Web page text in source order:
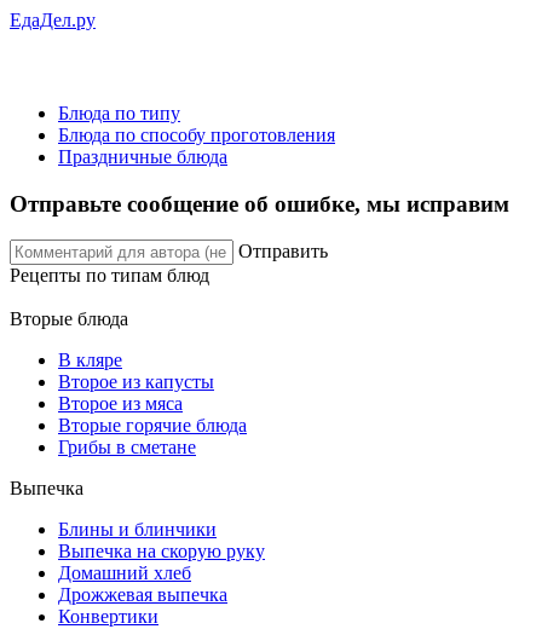
ЕдаДел.ру
Блюда по типу
Блюда по способу проготовления
Праздничные блюда
Отправьте сообщение об ошибке, мы исправим
Отправить
Рецепты по типам блюд
Вторые блюда
В кляре
Второе из капусты
Второе из мяса
Вторые горячие блюда
Грибы в сметане
Выпечка
Блины и блинчики
Выпечка на скорую руку
Домашний хлеб
Дрожжевая выпечка
Конвертики